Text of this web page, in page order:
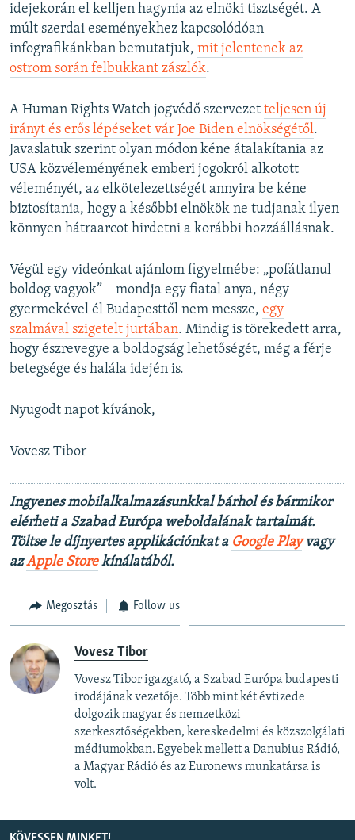
idejekorán el kelljen hagynia az elnöki tisztségét. A
múlt szerdai eseményekhez kapcsolódóan
infografikánkban bemutatjuk, mit jelentenek az
ostrom során felbukkant zászlók.
A Human Rights Watch jogvédő szervezet teljesen új
irányt és erős lépéseket vár Joe Biden elnökségétől.
Javaslatuk szerint olyan módon kéne átalakítania az
USA közvéleményének emberi jogokról alkotott
véleményét, az elkötelezettségét annyira be kéne
biztosítania, hogy a későbbi elnökök ne tudjanak ilyen
könnyen hátraarcot hirdetni a korábbi hozzáállásnak.
Végül egy videónkat ajánlom figyelmébe: „pofátlanul
boldog vagyok” – mondja egy fiatal anya, négy
gyermekével él Budapesttől nem messze, egy
szalmával szigetelt jurtában. Mindig is törekedett arra,
hogy észrevegye a boldogság lehetőségét, még a férje
betegsége és halála idején is.
Nyugodt napot kívánok,
Vovesz Tibor
Ingyenes mobilalkalmazásunkkal bárhol és bármikor
elérheti a Szabad Európa weboldalának tartalmát.
Töltse le díjnyertes applikációnkat a Google Playvagy
azApple Storekínálatából.
Megosztás Follow us
Vovesz Tibor
Vovesz Tibor igazgató, a Szabad Európa budapesti
irodájának vezetője. Több mint két évtizede
dolgozik magyar és nemzetközi
szerkesztőségekben, kereskedelmi és közszolgálati
médiumokban. Egyebek mellett a Danubius Rádió,
a Magyar Rádió és az Euronews munkatársa is
volt.